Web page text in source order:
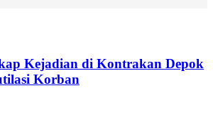
Kejadian di Kontrakan Depok
Korban